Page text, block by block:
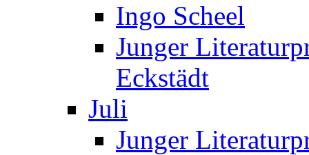
Ingo Scheel
Junger
Eckstädt
Juli
Junger